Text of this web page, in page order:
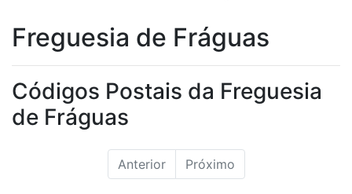
Freguesia de Fráguas
Códigos Postais da Freguesia
de Fráguas
Anterior Próximo